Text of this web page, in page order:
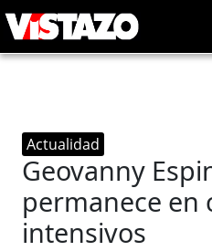
Actualidad
Geovanny
permanece en
intensivos